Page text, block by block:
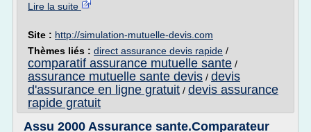
Lire la suite
Site : http://simulation-mutuelle-devis.com
Thèmes liés : direct assurance devis rapide /
comparatif assurance mutuelle sante /
assurance mutuelle sante devis / devis
d'assurance en ligne gratuit / devis assurance
rapide gratuit
Assu 2000 Assurance sante.Comparateur